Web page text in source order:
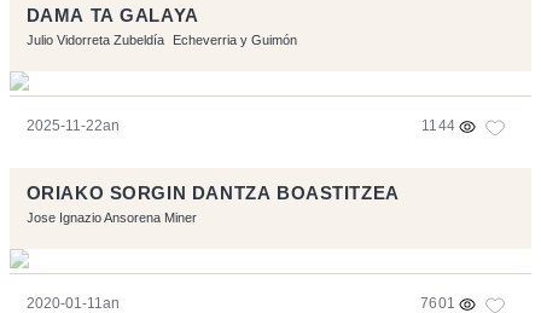
DAMA TA GALAYA
Julio Vidorreta Zubeldía Echeverria y Guimón
2025-11-22an 1144
ORIAKO SORGIN DANTZA BOASTITZEA
Jose Ignazio Ansorena Miner
2020-01-11an 7601